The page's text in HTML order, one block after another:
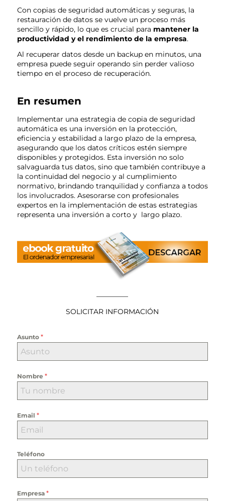
Con copias de seguridad automáticas y seguras, la
restauración de datos se vuelve un proceso más
sencillo y rápido, lo que es crucial para mantener la
productividad y el rendimiento de la empresa.
Al recuperar datos desde un backup en minutos, una
empresa puede seguir operando sin perder valioso
tiempo en el proceso de recuperación.
En resumen
Implementar una estrategia de copia de seguridad
automática es una inversión en la protección,
eficiencia y estabilidad a largo plazo de la empresa,
asegurando que los datos críticos estén siempre
disponibles y protegidos. Esta inversión no solo
salvaguarda tus datos, sino que también contribuye a
la continuidad del negocio y al cumplimiento
normativo, brindando tranquilidad y confianza a todos
los involucrados. Asesorarse con profesionales
expertos en la implementación de estas estrategias
representa una inversión a corto y largo plazo.
————–
SOLICITAR INFORMACIÓN
Asunto *
Nombre *
Email *
Teléfono
Empresa *